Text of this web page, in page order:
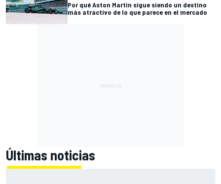
Por qué Aston Martin sigue siendo un destino
más atractivo de lo que parece en el mercado
Últimas noticias